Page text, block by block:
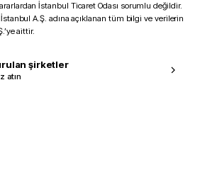
İstanbul Ticaret Odası sorumlu değildir.
A.Ş. adına açıklanan tüm bilgi ve verilerin
aittir.
şirketler
atın